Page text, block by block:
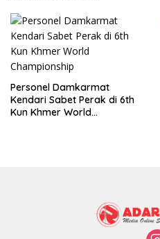
Personel Damkarmat
Kendari Sabet Perak di 6th
Kun Khmer World